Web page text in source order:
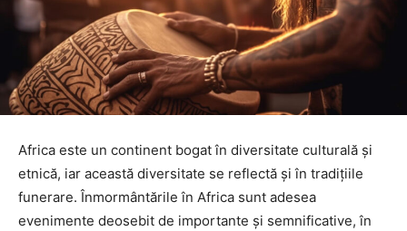
Africa este un continent bogat în diversitate culturală și
etnică, iar această diversitate se reflectă și în tradițiile
funerare. Înmormântările în Africa sunt adesea
evenimente deosebit de importante și semnificative, în